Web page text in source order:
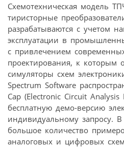
Схемотехническая модель
тиристорные
разрабатываются с учетом
эксплуатации в
с привлечением
проектирования, к которым
симуляторы схем
Spectrum Software
Cap (Electronic Circuit
бесплатную демо-версию
индивидуальному запросу. В
большое количество
аналоговых и цифровых